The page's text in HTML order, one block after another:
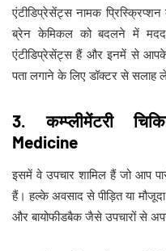
एंटीडिप्रेसेंट्स नामक
ब्रेन केमिकल को बदलने में
एंटीडिप्रेसेंट्स हैं और इनमें से आपके
पता लगाने के लिए डॉक्टर से सलाह
3. कम्प्लीमेंटरी
Medicine
इसमें वे उपचार शामिल हैं जो आप
हैं। हल्के अवसाद से पीड़ित या
और बायोफीडबैक जैसे उपचारों से